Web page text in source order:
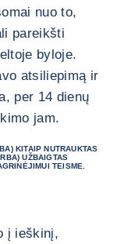
nuo to,
pareikšti
byloje.
atsiliepimą ir
per 14 dienų
jam.
KITAIP NUTRAUKTAS
UŽBAIGTAS
TEISME.
į ieškinį,